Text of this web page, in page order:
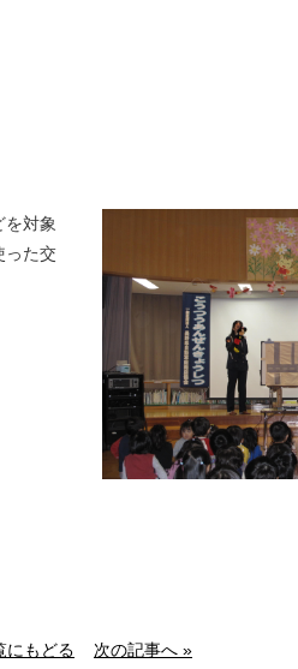
対象
った交
にもどる 次の記事へ »